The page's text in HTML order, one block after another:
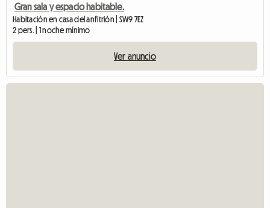
Gran sala y espacio habitable.
Habitación en casa del anfitrión | SW9 7EZ
2 pers. | 1 noche mínimo
Ver anuncio